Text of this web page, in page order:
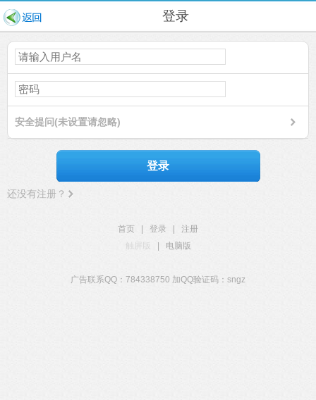
登录
安全提问(未设置请忽略)
登录
还没有注册？
首页 登录
注册
触屏版
电脑版
广告联系QQ：784338750 加QQ验证码：sngz